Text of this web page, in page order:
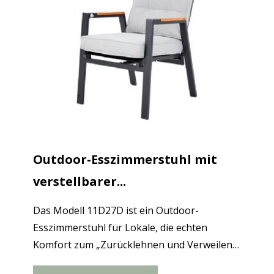
Outdoor-Esszimmerstuhl mit
verstellbarer...
Das Modell 11D27D ist ein Outdoor-
Esszimmerstuhl für Lokale, die echten
Komfort zum „Zurücklehnen und Verweilen”